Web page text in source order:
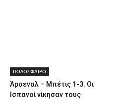
ΠΟΔΟΣΦΑΙΡΟ
Άρσεναλ – Μπέτις 1-3: Οι
Ισπανοί νίκησαν τους